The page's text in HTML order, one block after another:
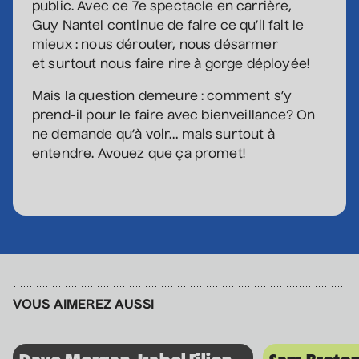
Véronic DiCaire
• Nouveau spectacle
5 septembre 2026• 20 h 00
Salle André-Mathieu
Patrick Norman et
• Patrick Norman et
public. Avec ce 7e spectacle en carrière,
Guy Nantel continue de faire ce qu’il fait le
mieux : nous dérouter, nous désarmer
et surtout nous faire rire à gorge déployée!
Mais la question demeure : comment s’y
prend-il pour le faire avec bienveillance? On
ne demande qu’à voir… mais surtout à
entendre. Avouez que ça promet!
VOUS AIMEREZ AUSSI